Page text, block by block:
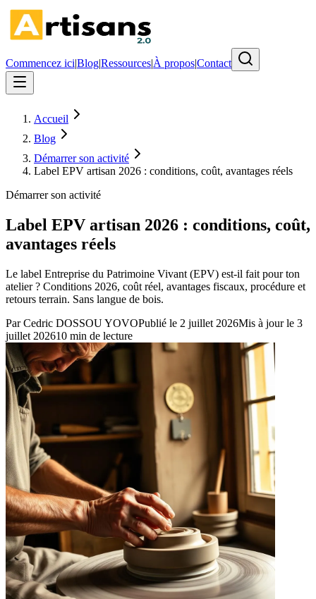
Commencez ici|Blog|Ressources|À propos|Contact
Accueil
Blog
Démarrer son activité
Label EPV artisan 2026 : conditions, coût, avantages réels
Démarrer son activité
Label EPV artisan 2026 : conditions, coût,
avantages réels
Le label Entreprise du Patrimoine Vivant (EPV) est-il fait pour ton
atelier ? Conditions 2026, coût réel, avantages fiscaux, procédure et
retours terrain. Sans langue de bois.
ParCedric DOSSOU YOVOPublié le 2 juillet 2026Mis à jour le 3
juillet 202610 min de lecture